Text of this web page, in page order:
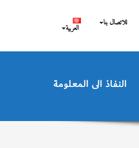
للاتصال بنا العربية
النفاذ الى المعلومة